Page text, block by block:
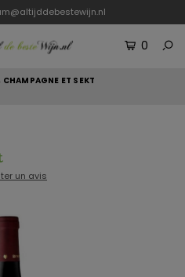
0
ET SEKT
un avis